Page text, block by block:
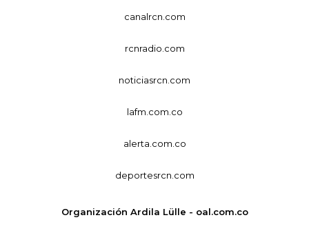
canalrcn.com
rcnradio.com
noticiasrcn.com
lafm.com.co
alerta.com.co
deportesrcn.com
Organización Ardila Lülle - oal.com.co